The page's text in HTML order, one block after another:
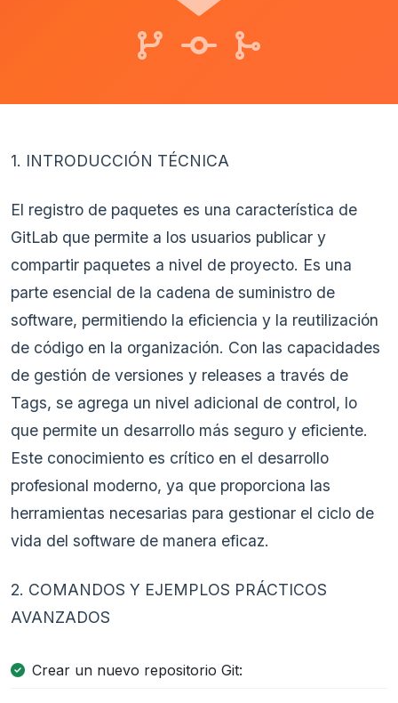
1. INTRODUCCIÓN TÉCNICA
El registro de paquetes es una característica de
GitLab que permite a los usuarios publicar y
compartir paquetes a nivel de proyecto. Es una
parte esencial de la cadena de suministro de
software, permitiendo la eficiencia y la reutilización
de código en la organización. Con las capacidades
de gestión de versiones y releases a través de
Tags, se agrega un nivel adicional de control, lo
que permite un desarrollo más seguro y eficiente.
Este conocimiento es crítico en el desarrollo
profesional moderno, ya que proporciona las
herramientas necesarias para gestionar el ciclo de
vida del software de manera eficaz.
2. COMANDOS Y EJEMPLOS PRÁCTICOS
AVANZADOS
Crear un nuevo repositorio Git: